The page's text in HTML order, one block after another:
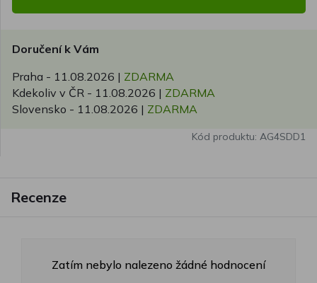
Doručení k Vám
Praha - 11.08.2026 | ZDARMA
Kdekoliv v ČR - 11.08.2026 | ZDARMA
Slovensko - 11.08.2026 | ZDARMA
Kód produktu: AG4SDD1
Recenze
Zatím nebylo nalezeno žádné hodnocení